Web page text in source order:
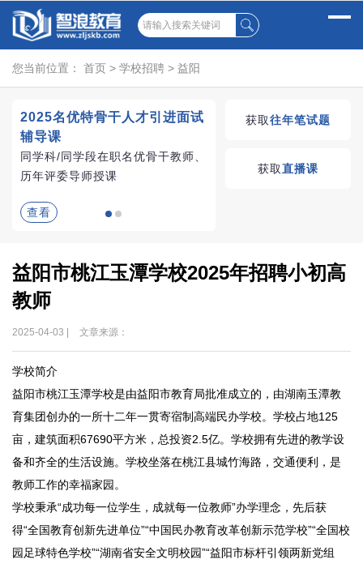
您当前位置： 首页 > 学校招聘 > 益阳
2025名优特骨干人才引进面试
辅导课
同学科/同学段在职名优骨干教师、
历年评委导师授课
查看
湖南教师招聘考试优
获取往年笔试题
获取直播课
益阳市桃江玉潭学校2025年招聘小初高
教师
2025-04-03 | 文章来源：
学校简介
益阳市桃江玉潭学校是由益阳市教育局批准成立的，由湖南玉潭教
育集团创办的一所十二年一贯寄宿制高端民办学校。学校占地125
亩，建筑面积67690平方米，总投资2.5亿。学校拥有先进的教学设
备和齐全的生活设施。学校坐落在桃江县城竹海路，交通便利，是
教师工作的幸福家园。
学校秉承“成功每一位学生，成就每一位教师”办学理念，先后获
得“全国教育创新先进单位”“中国民办教育改革创新示范学校”“全国校
园足球特色学校”“湖南省安全文明校园”“益阳市标杆引领两新党组